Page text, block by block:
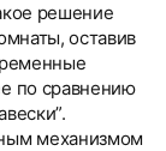
решение
оставив
по сравнению
механизмом